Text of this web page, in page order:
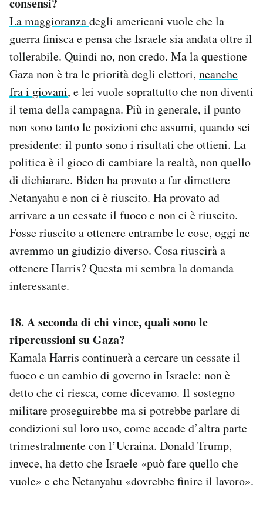
La maggioranzadegli americani vuole che la
guerra finisca e pensa che Israele sia andata oltre il
tollerabile. Quindi no, non credo. Ma la questione
Gaza non è tra le priorità degli elettori, neanche
fra i giovani, e lei vuole soprattutto che non diventi
il tema della campagna. Più in generale, il punto
non sono tanto le posizioni che assumi, quando sei
presidente: il punto sono i risultati che ottieni. La
politica è il gioco di cambiare la realtà, non quello
di dichiarare. Biden ha provato a far dimettere
Netanyahu e non ci è riuscito. Ha provato ad
arrivare a un cessate il fuoco e non ci è riuscito.
Fosse riuscito a ottenere entrambe le cose, oggi ne
avremmo un giudizio diverso. Cosa riuscirà a
ottenere Harris? Questa mi sembra la domanda
interessante.
18. A seconda di chi vince, quali sono le
ripercussioni su Gaza?
Kamala Harris continuerà a cercare un cessate il
fuoco e un cambio di governo in Israele: non è
detto che ci riesca, come dicevamo. Il sostegno
militare proseguirebbe ma si potrebbe parlare di
condizioni sul loro uso, come accade d’altra parte
trimestralmente con l’Ucraina. Donald Trump,
invece, ha detto che Israele «può fare quello che
vuole» e che Netanyahu «dovrebbe finire il lavoro».